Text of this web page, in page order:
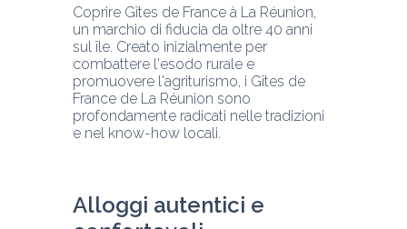
Coprire Gîtes de France à La Réunion,
un marchio di fiducia da oltre 40 anni
sul île. Creato inizialmente per
combattere l'esodo rurale e
promuovere l'agriturismo, i Gîtes de
France de La Réunion sono
profondamente radicati nelle tradizioni
e nel know-how locali.
Alloggi autentici e